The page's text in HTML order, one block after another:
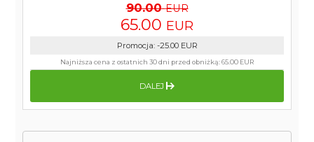
90.00 EUR
65.00 EUR
Promocja: -25.00 EUR
Najniższa cena z ostatnich 30 dni przed obniżką:65.00 EUR
DALEJ